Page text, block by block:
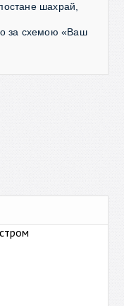
шахрай,
за схемою «Ваш